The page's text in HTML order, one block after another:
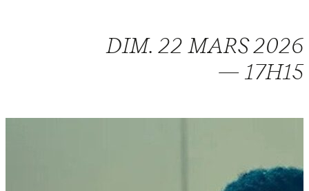
DIM. 22 MARS 2026
— 17H15